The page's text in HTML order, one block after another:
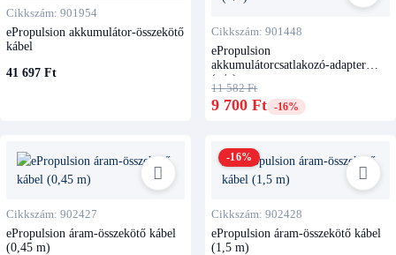
Cikkszám: 901954
ePropulsion akkumulátor-összekötő
kábel
41 697 Ft
Cikkszám: 901448
ePropulsion
akkumulátorcsatlakozó-adapter
(+/–)
11 582 Ft
9 700 Ft -16%
Cikkszám: 902427
ePropulsion áram-összekötő kábel
(0,45 m)
-16%
Cikkszám: 902428
ePropulsion áram-összekötő kábel
(1,5 m)